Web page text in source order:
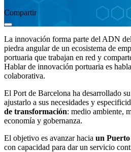
Compartir
La innovación forma parte del ADN
piedra angular de un ecosistema de
portuaria que trabajan en red y
Hablar de innovación portuaria es
colaborativa.
El Port de Barcelona ha desarrollado
ajustarlo a sus necesidades y
de transformación: medio ambiente,
economía y gobernanza.
El objetivo es avanzar hacia un Puerto
con capacidad para dar un servicio